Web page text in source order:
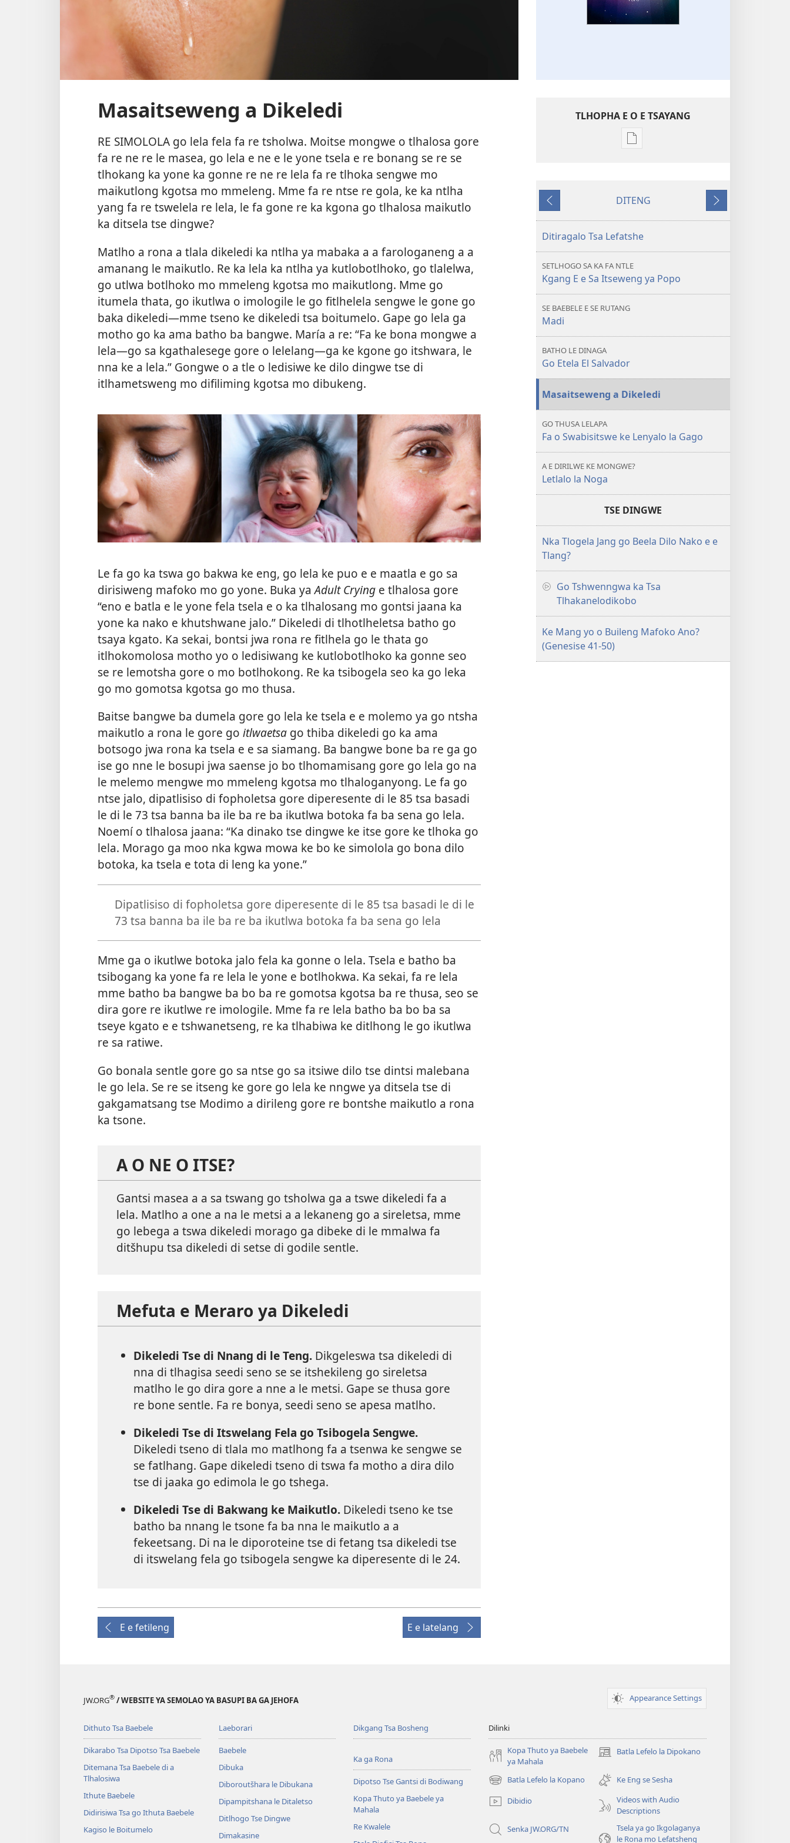
Masaitseweng a Dikeledi
RE SIMOLOLA go lela fela fa re tsholwa. Moitse mongwe o tlhalosa gore
fa re ne re le masea, go lela e ne e le yone tsela e re bonang se re se
tlhokang ka yone ka gonne re ne re lela fa re tlhoka sengwe mo
maikutlong kgotsa mo mmeleng. Mme fa re ntse re gola, ke ka ntlha
yang fa re tswelela re lela, le fa gone re ka kgona go tlhalosa maikutlo
ka ditsela tse dingwe?
Matlho a rona a tlala dikeledi ka ntlha ya mabaka a a farologaneng a a
amanang le maikutlo. Re ka lela ka ntlha ya kutlobotlhoko, go tlalelwa,
go utlwa botlhoko mo mmeleng kgotsa mo maikutlong. Mme go
itumela thata, go ikutlwa o imologile le go fitlhelela sengwe le gone go
baka dikeledi—mme tseno ke dikeledi tsa boitumelo. Gape go lela ga
motho go ka ama batho ba bangwe. María a re: “Fa ke bona mongwe a
lela—go sa kgathalesege gore o lelelang—ga ke kgone go itshwara, le
nna ke a lela.” Gongwe o a tle o ledisiwe ke dilo dingwe tse di
itlhametsweng mo difiliming kgotsa mo dibukeng.
Le fa go ka tswa go bakwa ke eng, go lela ke puo e e maatla e go sa
dirisiweng mafoko mo go yone. Buka yaAdult Crying e tlhalosa gore
“eno e batla e le yone fela tsela e o ka tlhalosang mo gontsi jaana ka
yone ka nako e khutshwane jalo.” Dikeledi di tlhotlheletsa batho go
tsaya kgato. Ka sekai, bontsi jwa rona re fitlhela go le thata go
itlhokomolosa motho yo o ledisiwang ke kutlobotlhoko ka gonne seo
se re lemotsha gore o mo botlhokong. Re ka tsibogela seo ka go leka
go mo gomotsa kgotsa go mo thusa.
Baitse bangwe ba dumela gore go lela ke tsela e e molemo ya go ntsha
maikutlo a rona le gore go itlwaetsa go thiba dikeledi go ka ama
botsogo jwa rona ka tsela e e sa siamang. Ba bangwe bone ba re ga go
ise go nne le bosupi jwa saense jo bo tlhomamisang gore go lela go na
le melemo mengwe mo mmeleng kgotsa mo tlhaloganyong. Le fa go
ntse jalo, dipatlisiso di fopholetsa gore diperesente di le 85 tsa basadi
le di le 73 tsa banna ba ile ba re ba ikutlwa botoka fa ba sena go lela.
Noemí o tlhalosa jaana: “Ka dinako tse dingwe ke itse gore ke tlhoka go
lela. Morago ga moo nka kgwa mowa ke bo ke simolola go bona dilo
botoka, ka tsela e tota di leng ka yone.”
Dipatlisiso di fopholetsa gore diperesente di le 85 tsa basadi le di le
73 tsa banna ba ile ba re ba ikutlwa botoka fa ba sena go lela
Mme ga o ikutlwe botoka jalo fela ka gonne o lela. Tsela e batho ba
tsibogang ka yone fa re lela le yone e botlhokwa. Ka sekai, fa re lela
mme batho ba bangwe ba bo ba re gomotsa kgotsa ba re thusa, seo se
dira gore re ikutlwe re imologile. Mme fa re lela batho ba bo ba sa
tseye kgato e e tshwanetseng, re ka tlhabiwa ke ditlhong le go ikutlwa
re sa ratiwe.
Go bonala sentle gore go sa ntse go sa itsiwe dilo tse dintsi malebana
le go lela. Se re se itseng ke gore go lela ke nngwe ya ditsela tse di
gakgamatsang tse Modimo a dirileng gore re bontshe maikutlo a rona
ka tsone.
A O NE O ITSE?
Gantsi masea a a sa tswang go tsholwa ga a tswe dikeledi fa a
lela. Matlho a one a na le metsi a a lekaneng go a sireletsa, mme
go lebega a tswa dikeledi morago ga dibeke di le mmalwa fa
ditšhupu tsa dikeledi di setse di godile sentle.
Mefuta e Meraro ya Dikeledi
Dikeledi Tse di Nnang di le Teng. Dikgeleswa tsa dikeledi di
nna di tlhagisa seedi seno se se itshekileng go sireletsa
matlho le go dira gore a nne a le metsi. Gape se thusa gore
re bone sentle. Fa re bonya, seedi seno se apesa matlho.
Dikeledi Tse di Itswelang Fela go Tsibogela Sengwe.
Dikeledi tseno di tlala mo matlhong fa a tsenwa ke sengwe se
se fatlhang. Gape dikeledi tseno di tswa fa motho a dira dilo
tse di jaaka go edimola le go tshega.
Dikeledi Tse di Bakwang ke Maikutlo. Dikeledi tseno ke tse
batho ba nnang le tsone fa ba nna le maikutlo a a
fekeetsang. Di na le diporoteine tse di fetang tsa dikeledi tse
di itswelang fela go tsibogela sengwe ka diperesente di le 24.
E e fetileng E e latelang
TLHOPHA E O E TSAYANG
Ditsela
dikgatiso
ileketeroniki
TSOGANG!
E
e
e
fetileng
DITENG
e
Ditiragalo Tsa Lefatshe
SETLHOGO SA KA FA NTLE
Kgang E e Sa Itseweng ya Popo
SE BAEBELE E SE RUTANG
Madi
BATHO LE DINAGA
Go Etela El Salvador
Masaitseweng a Dikeledi
GO THUSA LELAPA
Fa o Swabisitswe ke Lenyalo la Gago
A E DIRILWE KE MONGWE?
Letlalo la Noga
TSE DINGWE
Nka Tlogela Jang go Beela Dilo Nako e e
Tlang?
Go Tshwenngwa ka Tsa
Tlhakanelodikobo
Ke Mang yo o Buileng Mafoko Ano?
(Genesise 41-50)
JW.ORG® / WEBSITE YA SEMOLAO YA BASUPI BA GA JEHOFA Appearance Settings
Dithuto Tsa Baebele
Dikarabo Tsa Dipotso Tsa Baebele
Ditemana Tsa Baebele di a
Tlhalosiwa
Ithute Baebele
Didirisiwa Tsa go Ithuta Baebele
Kagiso le Boitumelo
Laeborari
Baebele
Dibuka
Diboroutšhara le Dibukana
Dipampitshana le Ditaletso
Ditlhogo Tse Dingwe
Dimakasine
Dikgang Tsa Bosheng
Ka ga Rona
Dipotso Tse Gantsi di Bodiwang
Kopa Thuto ya Baebele ya
Mahala
Re Kwalele
Dilinki
Kopa Thuto ya Baebele
ya Mahala
Batla Lefelo la Dipokano
(e
tsebe
nngwe)
Batla Lefelo la Kopano
(e
bula
tsebe
nngwe)
Ke Eng se Sesha
Dibidio
Videos with Audio
Descriptions
Senka JW.ORG/TN
Tsela ya go Ikgolaganya
le Rona mo Lefatsheng